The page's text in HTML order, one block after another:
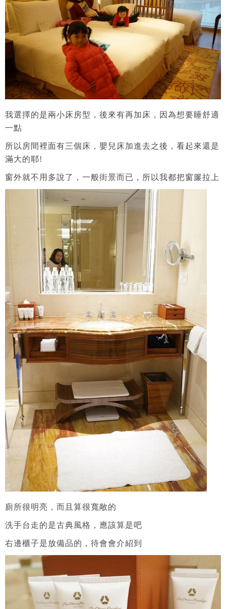
我選擇的是兩小床房型，後來有再加床，因為想要睡舒適
一點
所以房間裡面有三個床，嬰兒床加進去之後，看起來還是
滿大的耶!
窗外就不用多說了，一般街景而已，所以我都把窗簾拉上
廁所很明亮，而且算很寬敞的
洗手台走的是古典風格，應該算是吧
右邊櫃子是放備品的，待會會介紹到